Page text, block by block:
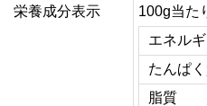
栄養成分表示
100g当た
エネル
たんぱ
脂質